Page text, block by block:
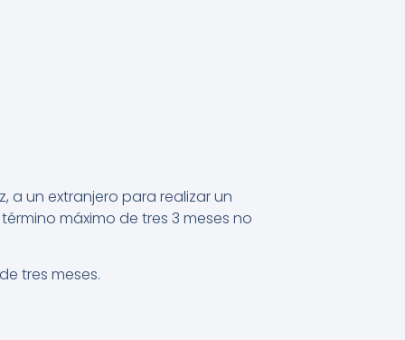
a un extranjero para realizar un
máximo de tres 3 meses no
tres meses.